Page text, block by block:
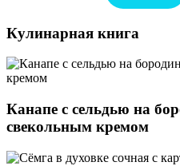
Кулинарная книга
Канапе с сельдью на
свекольным кремом